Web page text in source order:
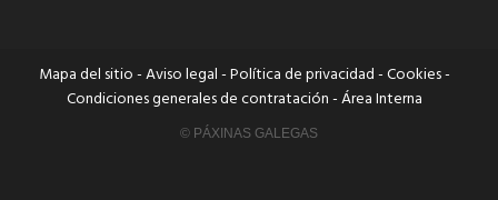
Mapa del sitio - Aviso legal - Política de privacidad - Cookies-
Condiciones generales de contratación - Área Interna
© PÁXINAS GALEGAS